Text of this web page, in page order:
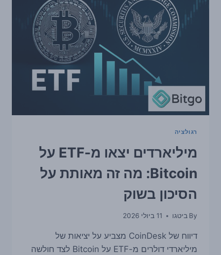
BITCOIN
מעלים
סימני
אזהרה
על
התיאבון
לסיכון
רגולציה
מיליארדים יצאו מ-ETF על
Bitcoin: מה זה מאותת על
הסיכון בשוק
By ביטגו 11 ביולי 2026
דיווח של CoinDesk מצביע על יציאות של
מיליארדי דולרים מ-ETF על Bitcoin לצד חולשה